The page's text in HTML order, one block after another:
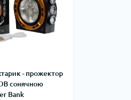
- прожектор
сонячною
Bank